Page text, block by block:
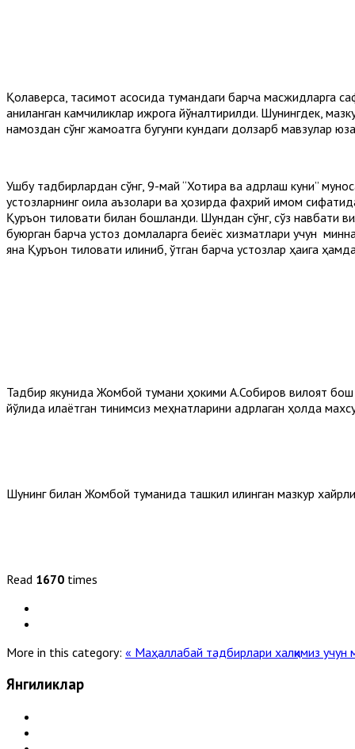
Қолаверса, тақсимот асосида тумандаги барча масжидларга
аниқланган камчиликлар ижрога йўналтирилди. Шунингдек,
намоздан сўнг жамоатга бугунги кундаги долзарб мавзулар
Ушбу тадбирлардан сўнг, 9-май “Хотира ва қадрлаш куни”
устозларнинг оила аъзолари ва ҳозирда фахрий имом
Қуръон тиловати билан бошланди. Шундан сўнг, сўз
буюрган барча устоз домлаларга беқиёс хизматлари учун
яна Қуръон тиловати қилиниб, ўтган барча устозлар ҳаққига
Тадбир якунида Жомбой тумани ҳокими А.Собиров вилоят
йўлида қилаётган тинимсиз меҳнатларини қадрлаган ҳолда
Шунинг билан Жомбой туманида ташкил қилинган мазкур
Read 1670 times
More in this category: « Маҳаллабай тадбирлари халқимиз
Янгиликлар